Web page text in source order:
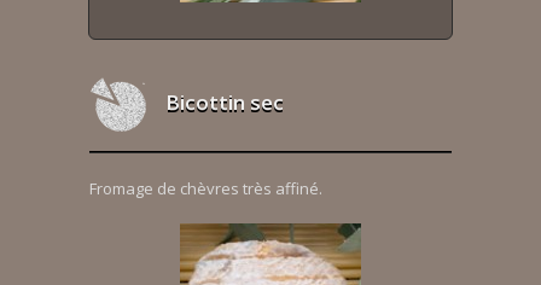
Bicottin sec
Fromage de chèvres très affiné.